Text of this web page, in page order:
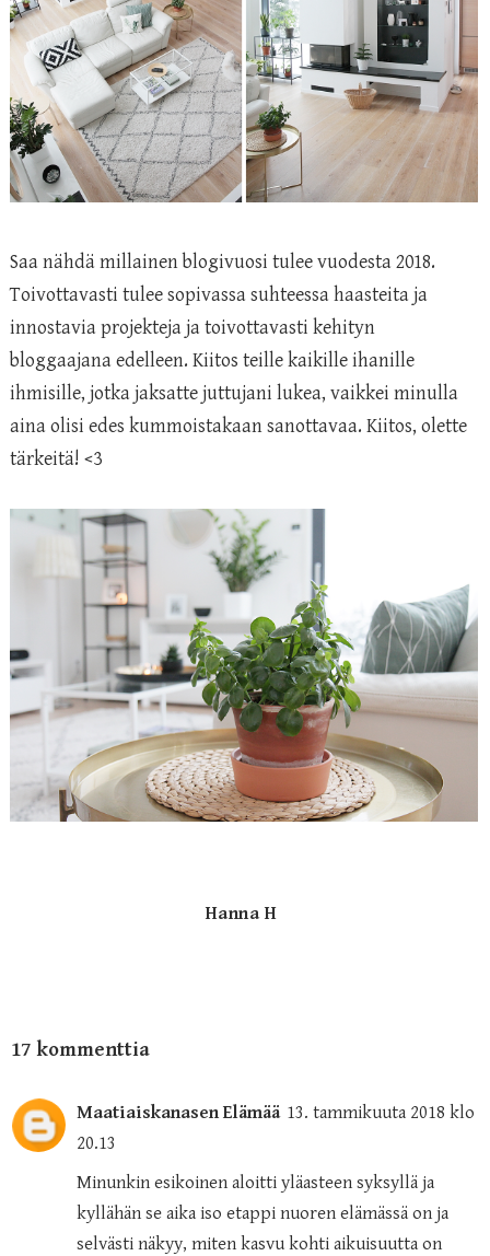
Saa nähdä millainen blogivuosi tulee vuodesta 2018.
Toivottavasti tulee sopivassa suhteessa haasteita ja
innostavia projekteja ja toivottavasti kehityn
bloggaajana edelleen. Kiitos teille kaikille ihanille
ihmisille, jotka jaksatte juttujani lukea, vaikkei minulla
aina olisi edes kummoistakaan sanottavaa. Kiitos, olette
tärkeitä! <3
Hanna H
17 kommenttia
Maatiaiskanasen Elämää 13. tammikuuta 2018 klo
20.13
Minunkin esikoinen aloitti yläasteen syksyllä ja
kyllähän se aika iso etappi nuoren elämässä on ja
selvästi näkyy, miten kasvu kohti aikuisuutta on